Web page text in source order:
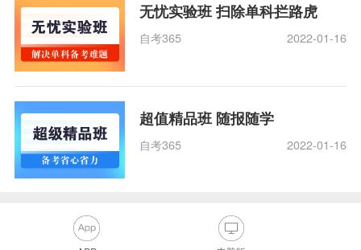
无忧实验班 扫除单科拦路虎
自考365 2022-01-16
超值精品班 随报随学
自考365 2022-01-16